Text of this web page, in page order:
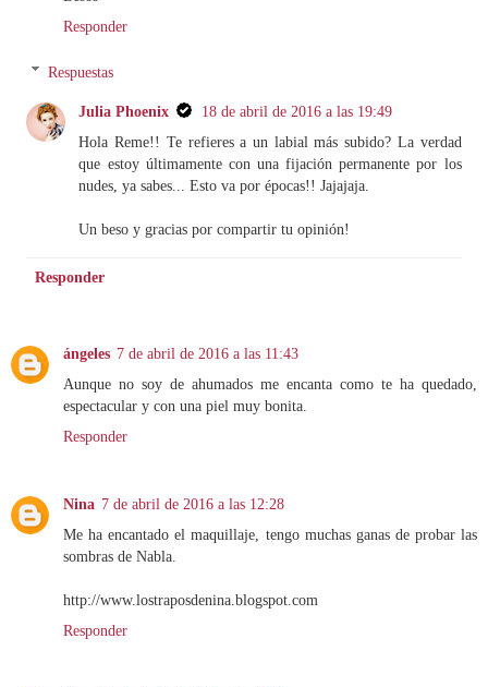
Responder
Respuestas
Julia Phoenix
18 de abril de 2016 a las 19:49
Hola Reme!! Te refieres a un labial más subido? La verdad
que estoy últimamente con una fijación permanente por los
nudes, ya sabes... Esto va por épocas!! Jajajaja.
Un beso y gracias por compartir tu opinión!
Responder
ángeles 7 de abril de 2016 a las 11:43
Aunque no soy de ahumados me encanta como te ha quedado,
espectacular y con una piel muy bonita.
Responder
Nina 7 de abril de 2016 a las 12:28
Me ha encantado el maquillaje, tengo muchas ganas de probar las
sombras de Nabla.
http://www.lostraposdenina.blogspot.com
Responder